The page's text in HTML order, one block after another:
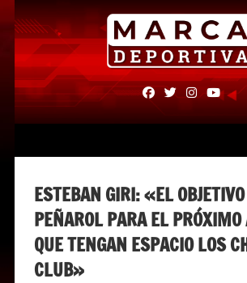
Skip
content
fab
fa-
fab
fa-
fab fab
ESTEBAN GIRI: «EL
PEÑAROL PARA EL PRÓXIMO
QUE TENGAN ESPACIO LOS
CLUB»